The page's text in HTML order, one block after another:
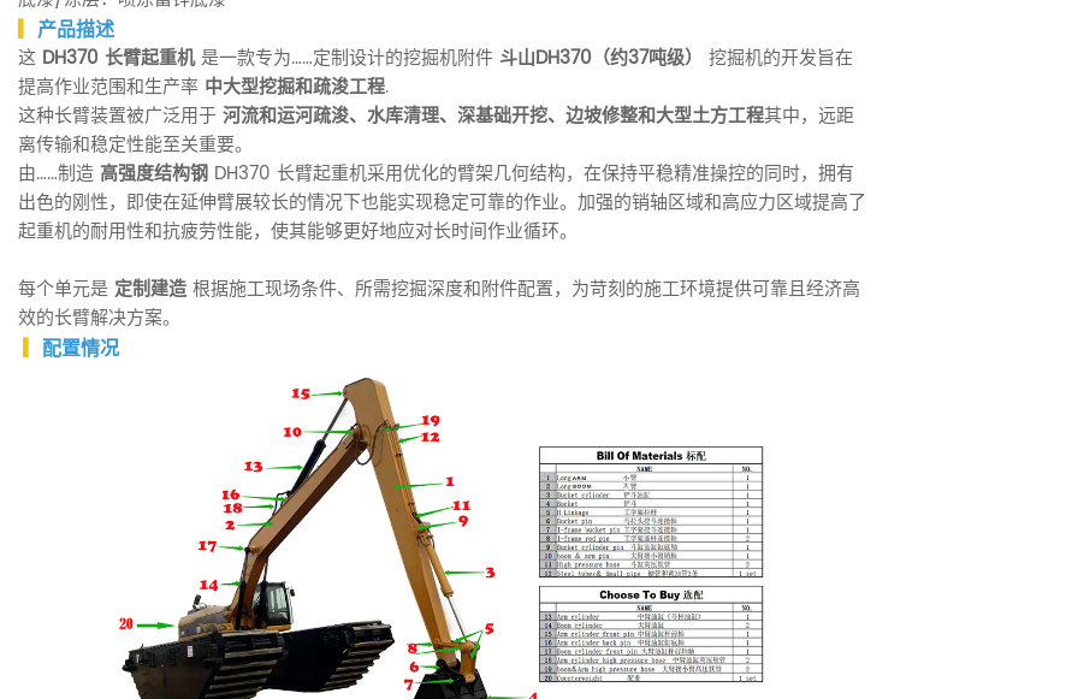
产品描述
这 DH370 长臂起重机是一款专为……定制设计的挖掘机附件 斗山DH370（约37吨级） 挖掘机的开发旨在
提高作业范围和生产率 中大型挖掘和疏浚工程.
这种长臂装置被广泛用于 河流和运河疏浚、水库清理、深基础开挖、边坡修整和大型土方工程其中，远距
离传输和稳定性能至关重要。
由……制造 高强度结构钢DH370 长臂起重机采用优化的臂架几何结构，在保持平稳精准操控的同时，拥有
出色的刚性，即使在延伸臂展较长的情况下也能实现稳定可靠的作业。加强的销轴区域和高应力区域提高了
起重机的耐用性和抗疲劳性能，使其能够更好地应对长时间作业循环。
每个单元是 定制建造根据施工现场条件、所需挖掘深度和附件配置，为苛刻的施工环境提供可靠且经济高
效的长臂解决方案。
配置情况